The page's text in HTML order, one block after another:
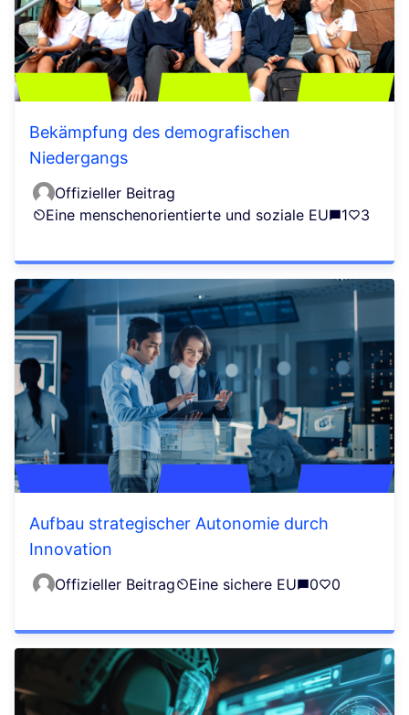
Bekämpfung des demografischen
Niedergangs
Offizieller Beitrag
Eine menschenorientierte und soziale EU
1 3
Aufbau strategischer Autonomie durch
Innovation
Offizieller Beitrag Eine sichere EU 0 0